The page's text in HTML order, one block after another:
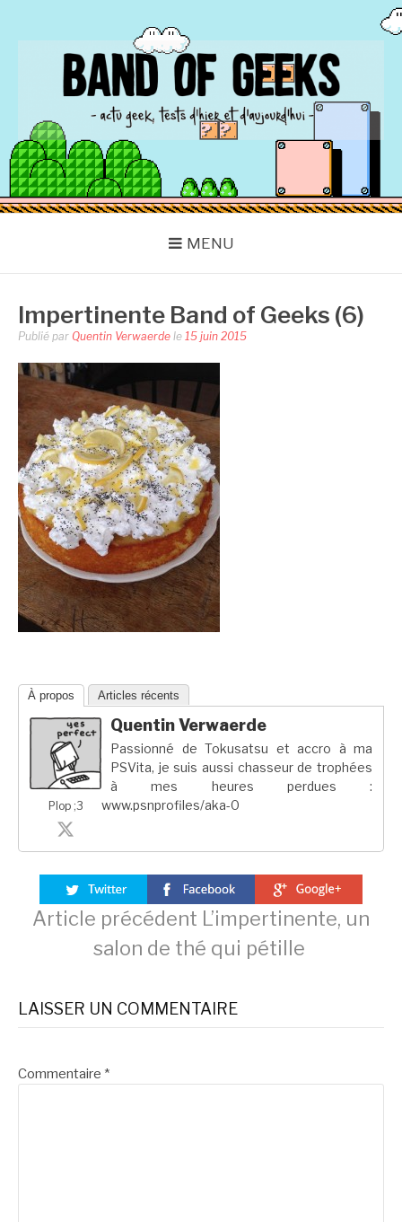
BAND OF GEEKS
Actu Geek d'hier et d'aujourd'hui
MENU
Impertinente Band of Geeks (6)
Publié par Quentin Verwaerde le 15 juin 2015
À propos Articles récents
Plop ;3
Quentin Verwaerde
Passionné de Tokusatsu et accro à ma
PSVita, je suis aussi chasseur de trophées
à mes heures perdues :
www.psnprofiles/aka-0
Lire
la
suite
Article précédent L’impertinente, un
salon de thé qui pétille
LAISSER UN COMMENTAIRE
Commentaire *